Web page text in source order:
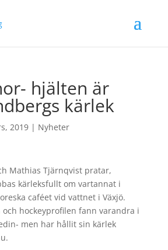
hjälten är
kärlek
2019| Nyheter
Mathias Tjärnqvist pratar,
kärleksfullt om vartannat i
caféet vid vattnet i Växjö.
hockeyprofilen fann varandra i
men har hållit sin kärlek